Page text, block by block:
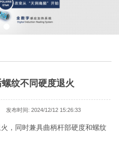
纹不同硬度退火
发布时间: 2024/12/12 15:26:33
，同时兼具曲柄杆部硬度和螺纹